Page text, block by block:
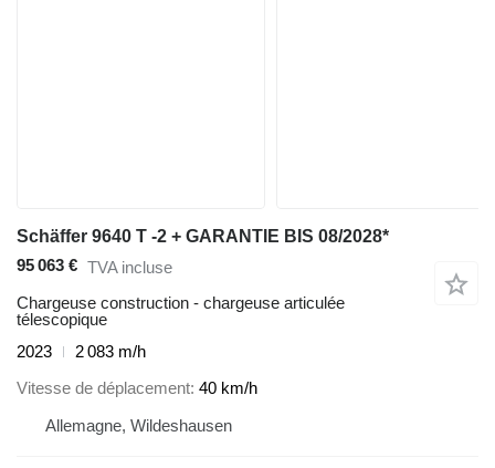
Schäffer 9640 T -2 + GARANTIE BIS 08/2028*
95 063 € TVA incluse
Chargeuse construction - chargeuse articulée
télescopique
2023
2 083 m/h
Vitesse de déplacement 40 km/h
Allemagne, Wildeshausen